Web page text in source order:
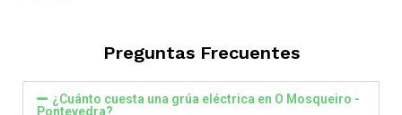
Preguntas Frecuentes
¿Cuánto cuesta una grúa eléctrica en O Mosqueiro -
Pontevedra?